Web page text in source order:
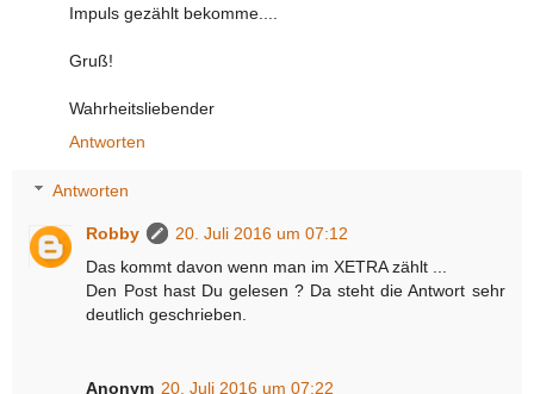
Impuls gezählt bekomme....
Gruß!
Wahrheitsliebender
Antworten
Antworten
Robby
20. Juli 2016 um 07:12
Das kommt davon wenn man im XETRA zählt ...
Den Post hast Du gelesen ? Da steht die Antwort sehr
deutlich geschrieben.
Anonym 20. Juli 2016 um 07:22